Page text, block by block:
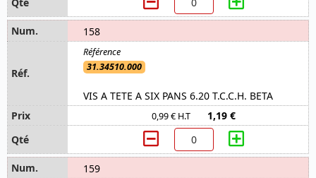
158
31.34510.000
VIS A TETE A SIX PANS 6.20 T.C.C.H. BETA
0,99 € H.T 1,19 €
159